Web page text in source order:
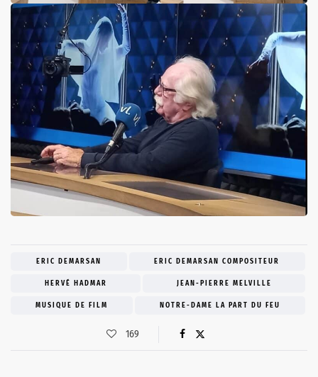
ERIC DEMARSAN ERIC DEMARSAN COMPOSITEUR
HERVÉ HADMAR JEAN-PIERRE MELVILLE
MUSIQUE DE FILM NOTRE-DAME LA PART DU FEU
169